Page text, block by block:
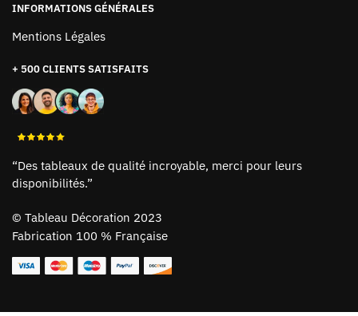
INFORMATIONS GÉNÉRALES
Mentions Légales
+ 500 CLIENTS SATISFAITS
“Des tableaux de qualité incroyable, merci pour leurs
disponibilités.”
© Tableau Décoration 2023
Fabrication 100 % Française